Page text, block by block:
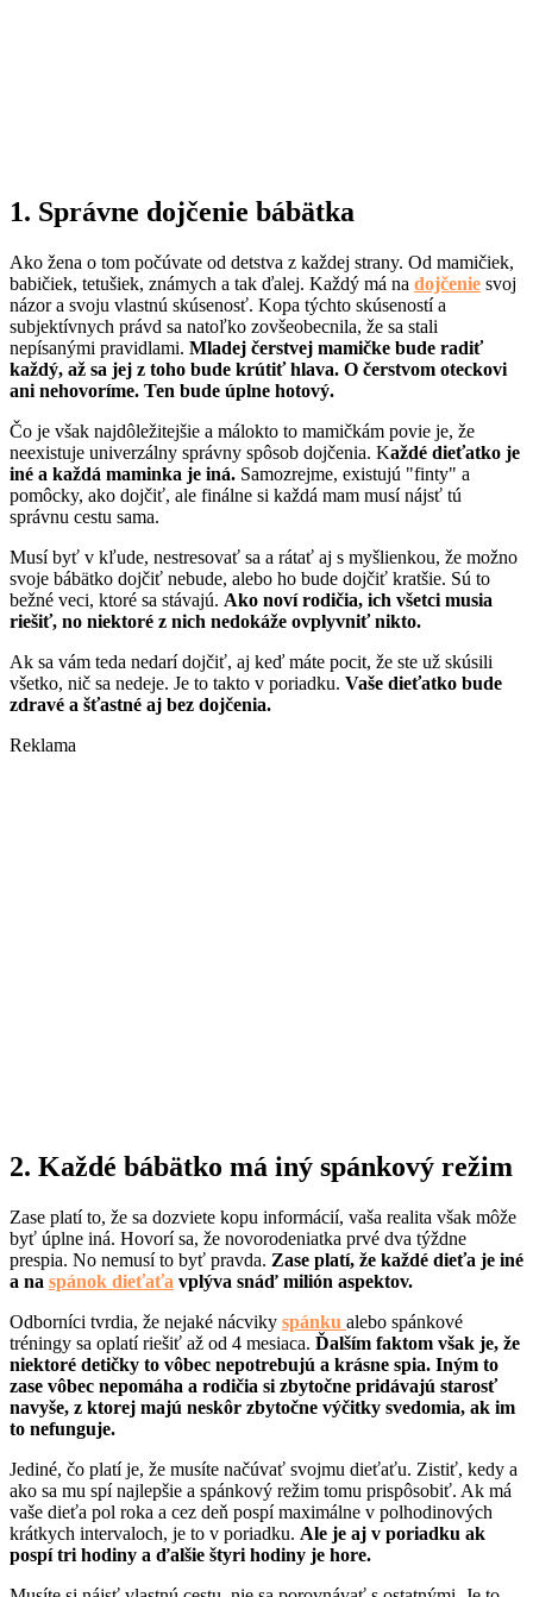
1. Správne dojčenie bábätka
Ako žena o tom počúvate od detstva z každej strany. Od mamičiek,
babičiek, tetušiek, známych a tak ďalej. Každý má na dojčenie svoj
názor a svoju vlastnú skúsenosť. Kopa týchto skúseností a
subjektívnych právd sa natoľko zovšeobecnila, že sa stali
nepísanými pravidlami. Mladej čerstvej mamičke bude radiť
každý, až sa jej z toho bude krútiť hlava. O čerstvom oteckovi
ani nehovoríme. Ten bude úplne hotový.
Čo je však najdôležitejšie a málokto to mamičkám povie je, že
neexistuje univerzálny správny spôsob dojčenia. Každé dieťatko je
iné a každá maminka je iná. Samozrejme, existujú "finty" a
pomôcky, ako dojčiť, ale finálne si každá mam musí nájsť tú
správnu cestu sama.
Musí byť v kľude, nestresovať sa a rátať aj s myšlienkou, že možno
svoje bábätko dojčiť nebude, alebo ho bude dojčiť kratšie. Sú to
bežné veci, ktoré sa stávajú. Ako noví rodičia, ich všetci musia
riešiť, no niektoré z nich nedokáže ovplyvniť nikto.
Ak sa vám teda nedarí dojčiť, aj keď máte pocit, že ste už skúsili
všetko, nič sa nedeje. Je to takto v poriadku. Vaše dieťatko bude
zdravé a šťastné aj bez dojčenia.
Reklama
2. Každé bábätko má iný spánkový režim
Zase platí to, že sa dozviete kopu informácií, vaša realita však môže
byť úplne iná. Hovorí sa, že novorodeniatka prvé dva týždne
prespia. No nemusí to byť pravda. Zase platí, že každé dieťa je iné
a na spánok dieťaťa vplýva snáď milión aspektov.
Odborníci tvrdia, že nejaké nácviky spánku alebo spánkové
tréningy sa oplatí riešiť až od 4 mesiaca. Ďalším faktom však je, že
niektoré detičky to vôbec nepotrebujú a krásne spia. Iným to
zase vôbec nepomáha a rodičia si zbytočne pridávajú starosť
navyše, z ktorej majú neskôr zbytočne výčitky svedomia, ak im
to nefunguje.
Jediné, čo platí je, že musíte načúvať svojmu dieťaťu. Zistiť, kedy a
ako sa mu spí najlepšie a spánkový režim tomu prispôsobiť. Ak má
vaše dieťa pol roka a cez deň pospí maximálne v polhodinových
krátkych intervaloch, je to v poriadku. Ale je aj v poriadku ak
pospí tri hodiny a ďalšie štyri hodiny je hore.